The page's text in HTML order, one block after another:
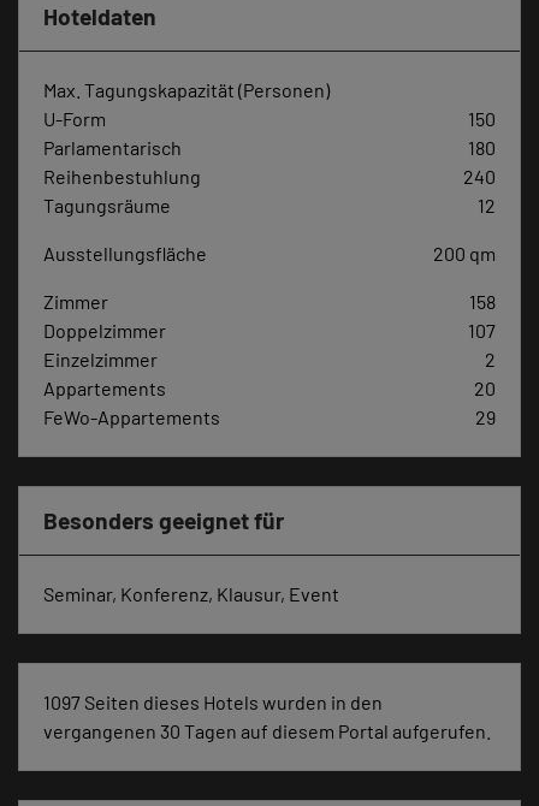
Hoteldaten
Max. Tagungskapazität (Personen)
U-Form
150
Parlamentarisch
180
Reihenbestuhlung
240
Tagungsräume
12
Ausstellungsfläche 200 qm
Zimmer
158
Doppelzimmer
107
Einzelzimmer
2
Appartements
20
FeWo-Appartements
29
Besonders geeignet für
Seminar, Konferenz, Klausur, Event
1097 Seiten dieses Hotels wurden in den
vergangenen 30 Tagen auf diesem Portal aufgerufen.